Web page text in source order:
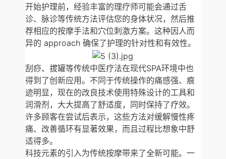
开始护理前，经验丰富的理疗师可能会通过舌
诊、脉诊等传统方法评估您的身体状况，然后推
荐相应的按摩手法和穴位刺激方案。这种因人而
异的 approach 确保了护理的针对性和有效性。
刮痧、拔罐等传统中医疗法在现代SPA环境中也
得到了创新应用。不同于传统操作的痛感强、痕
迹明显，现在的改良技术使用特殊设计的工具和
润滑剂，大大提高了舒适度，同时保持了疗效。
许多顾客在尝试后表示，这些方法对缓解慢性疼
痛、改善循环有显著效果，而且过程比想象中舒
适得多。
科技元素的引入为传统按摩带来了全新可能。一